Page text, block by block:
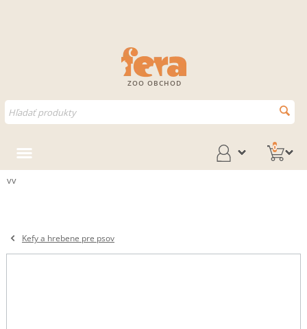
ZOO OBCHOD
0
vv
Kefy a hrebene pre psov